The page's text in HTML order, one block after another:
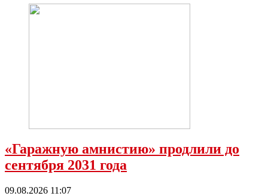
«Гаражную амнистию» продлили до
сентября 2031 года
09.08.2026 11:07